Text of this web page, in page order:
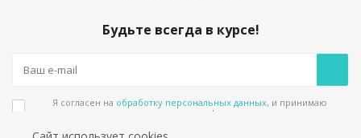
Будьте всегда в курсе!
Я согласен на обработку персональных данных, и принимаю
политике конфиденциальности